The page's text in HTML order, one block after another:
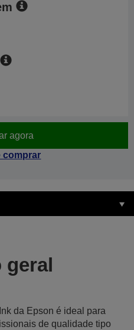
agora
comprar
geral
da Epson é ideal para
de qualidade tipo